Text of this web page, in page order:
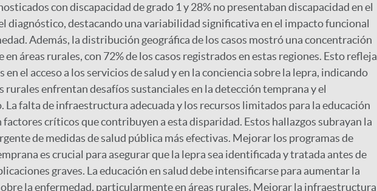
con discapacidad de grado 1 y 28% no presentaban discapacidad en el
diagnóstico, destacando una variabilidad significativa en el impacto funcional
Además, la distribución geográfica de los casos mostró una concentración
en áreas rurales, con 72% de los casos registrados en estas regiones. Esto refleja
en el acceso a los servicios de salud y en la conciencia sobre la lepra, indicando
rurales enfrentan desafíos sustanciales en la detección temprana y el
falta de infraestructura adecuada y los recursos limitados para la educación
factores críticos que contribuyen a esta disparidad. Estos hallazgos subrayan la
de medidas de salud pública más efectivas. Mejorar los programas de
es crucial para asegurar que la lepra sea identificada y tratada antes de
graves. La educación en salud debe intensificarse para aumentar la
la enfermedad, particularmente en áreas rurales. Mejorar la infraestructura